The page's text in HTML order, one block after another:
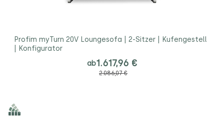
Profim myTurn 20V Loungesofa | 2-Sitzer | Kufengestell
| Konfigurator
ab1.617,96 €
2.086,07 €